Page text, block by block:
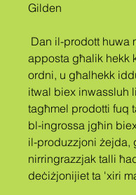
Gilden
apposta għalik hekk
ordni, u għalhekk
itwal biex inwassluh
tagħmel prodotti fuq
bl-ingrossa jgħin
il-produzzjoni żejda,
nirringrazzjak talli
deċiżjonijiet ta 'xiri